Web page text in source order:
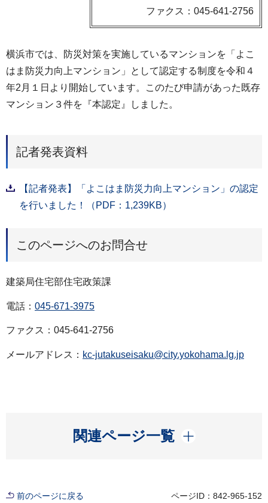
ファクス：045-641-2756
横浜市では、防災対策を実施しているマンションを「よこ
はま防災力向上マンション」として認定する制度を令和４
年2月１日より開始しています。このたび申請があった既存
マンション３件を『本認定』しました。
記者発表資料
【記者発表】「よこはま防災力向上マンション」の認定
を行いました！（PDF：1,239KB）
このページへのお問合せ
建築局住宅部住宅政策課
電話： 045-671-3975
ファクス：045-641-2756
メールアドレス： kc-jutakuseisaku@city.yokohama.lg.jp
関連ページ一覧
開く
前のページに戻る ページID：842-965-152